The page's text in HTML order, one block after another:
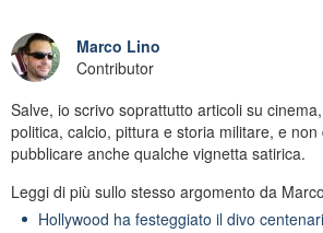
Marco Lino
Contributor
Salve, io scrivo soprattutto articoli su
politica, calcio, pittura e storia militare, e
pubblicare anche qualche vignetta satirica.
Leggi di più sullo stesso argomento da
Hollywood ha festeggiato il divo